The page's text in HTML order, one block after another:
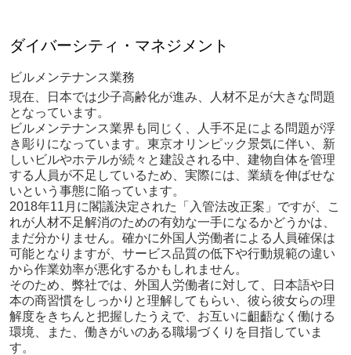
ダイバーシティ・マネジメント
ビルメンテナンス業務
現在、日本では少子高齢化が進み、人材不足が大きな問題
となっています。
ビルメンテナンス業界も同じく、人手不足による問題が浮
き彫りになっています。東京オリンピック景気に伴い、新
しいビルやホテルが続々と建設される中、建物自体を管理
する人員が不足しているため、実際には、業績を伸ばせな
いという事態に陥っています。
2018年11月に閣議決定された「入管法改正案」ですが、こ
れが人材不足解消のための有効な一手になるかどうかは、
まだ分かりません。確かに外国人労働者による人員確保は
可能となりますが、サービス品質の低下や行動規範の違い
から作業効率が悪化するかもしれません。
そのため、弊社では、外国人労働者に対して、日本語や日
本の商習慣をしっかりと理解してもらい、彼ら彼女らの理
解度をきちんと把握したうえで、お互いに齟齬なく働ける
環境、また、働きがいのある職場づくりを目指していま
す。